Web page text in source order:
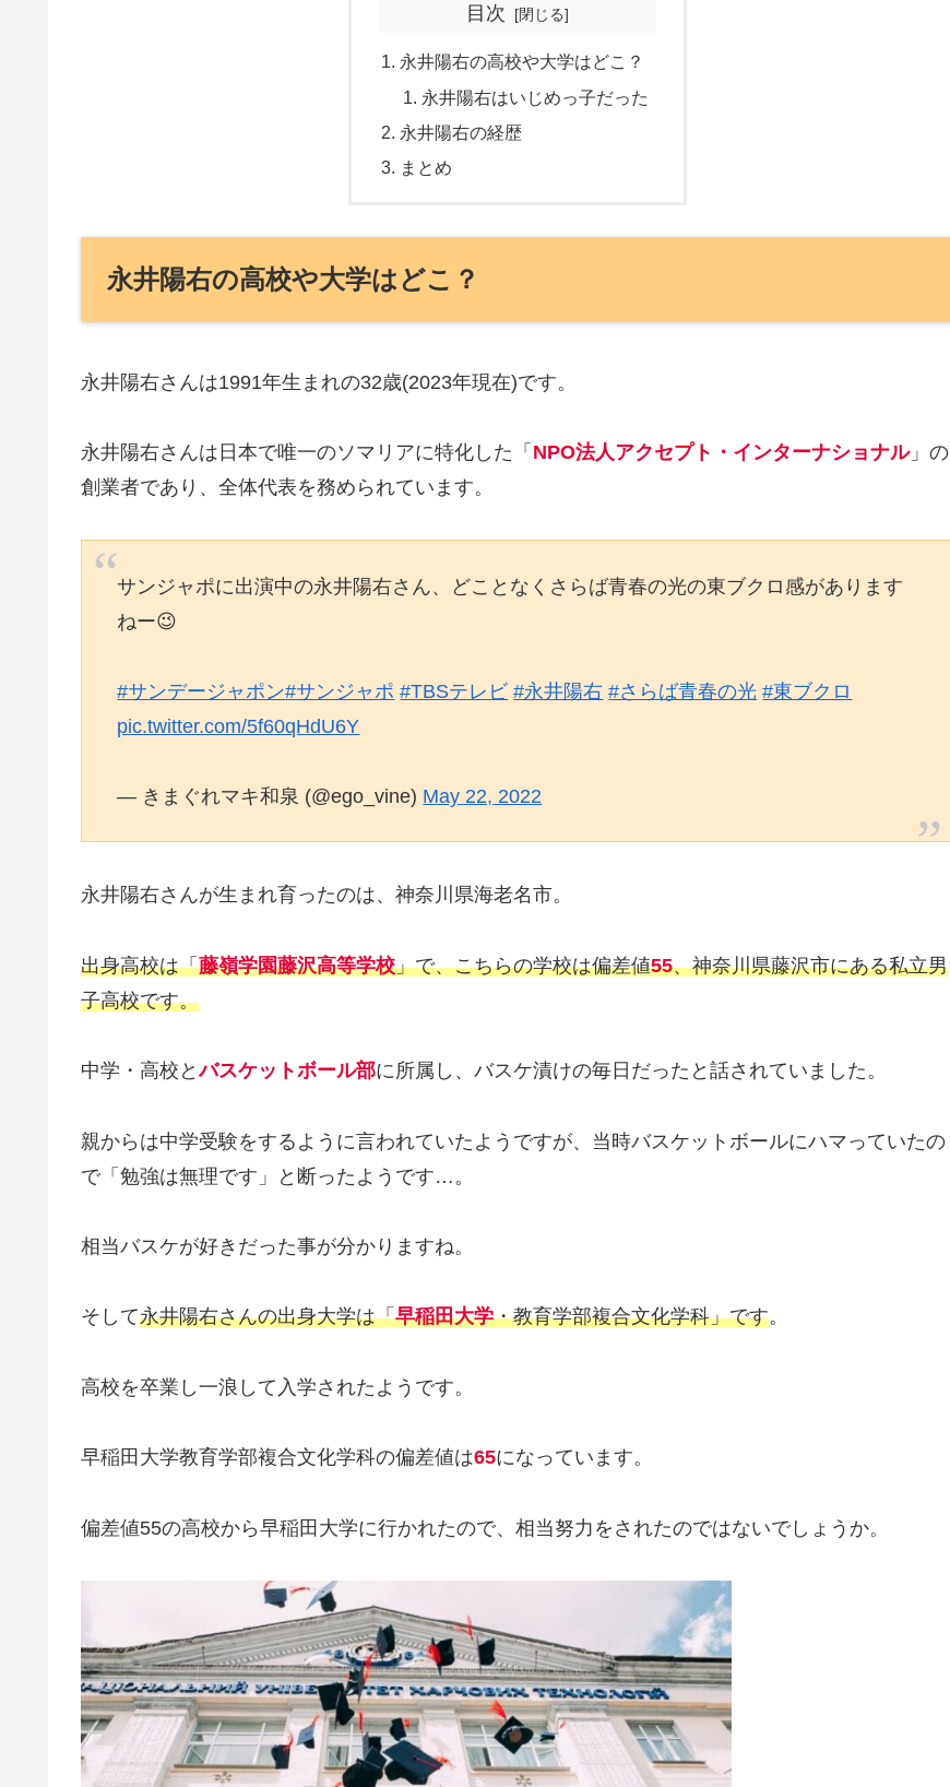
目次
永井陽右の高校や大学はどこ？
永井陽右はいじめっ子だった
永井陽右の経歴
まとめ
永井陽右の高校や大学はどこ？
永井陽右さんは1991年生まれの32歳(2023年現在)です。
永井陽右さんは日本で唯一のソマリアに特化した「 NPO法人アクセプト・インターナショナル」の
創業者であり、全体代表を務められています。
サンジャポに出演中の永井陽右さん、どことなくさらば青春の光の東ブクロ感があります
ねー😉
#サンデージャポン#サンジャポ #TBSテレビ #永井陽右 #さらば青春の光 #東ブクロ
pic.twitter.com/5f60qHdU6Y
— きまぐれマキ和泉 (@ego_vine) May 22, 2022
永井陽右さんが生まれ育ったのは、神奈川県海老名市。
出身高校は「藤嶺学園藤沢高等学校」で、こちらの学校は偏差値55、神奈川県藤沢市にある私立男
子高校です。
中学・高校とバスケットボール部に所属し、バスケ漬けの毎日だったと話されていました。
親からは中学受験をするように言われていたようですが、当時バスケットボールにハマっていたの
で「勉強は無理です」と断ったようです…。
相当バスケが好きだった事が分かりますね。
そして永井陽右さんの出身大学は「早稲田大学・教育学部複合文化学科」です。
高校を卒業し一浪して入学されたようです。
早稲田大学教育学部複合文化学科の偏差値は65になっています。
偏差値55の高校から早稲田大学に行かれたので、相当努力をされたのではないでしょうか。